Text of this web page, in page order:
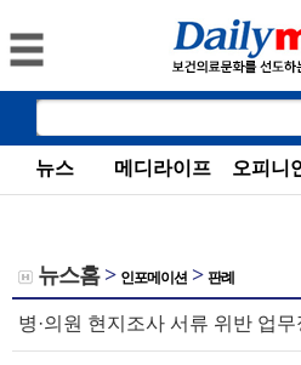
뉴스 메디라이프 오피니
뉴스홈> 인포메이션 > 판례
병·의원 현지조사 서류 위반 업무